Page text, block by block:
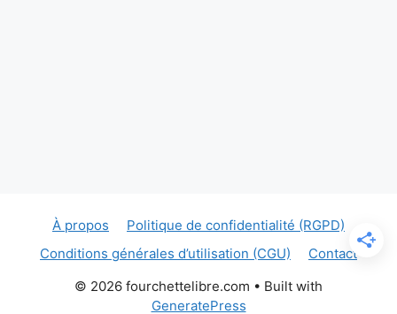
À propos
Politique de confidentialité (RGPD)
Conditions générales d’utilisation (CGU)
Contact
© 2026 fourchettelibre.com • Built with
GeneratePress